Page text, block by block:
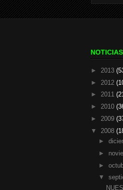
► 2013
► 2012
► 2011
► 2010
► 2009
▼ 2008
►
►
►
▼